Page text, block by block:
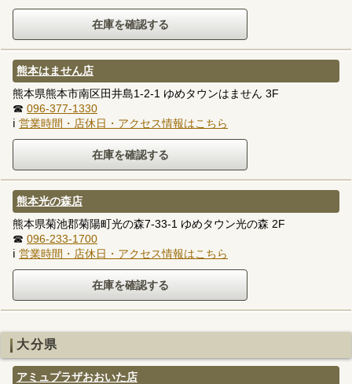
熊本はません店
熊本県熊本市南区田井島1-2-1 ゆめタウンはません 3F
☎ 096-377-1330
ℹ 営業時間・店休日・アクセス情報はこちら
熊本光の森店
熊本県菊池郡菊陽町光の森7-33-1 ゆめタウン光の森 2F
☎ 096-233-1700
ℹ 営業時間・店休日・アクセス情報はこちら
大分県
アミュプラザおおいた店